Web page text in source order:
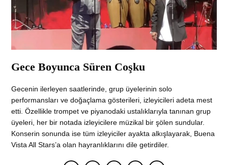
Gece Boyunca Süren Coşku
Gecenin ilerleyen saatlerinde, grup üyelerinin solo
performansları ve doğaçlama gösterileri, izleyicileri adeta mest
etti. Özellikle trompet ve piyanodaki ustalıklarıyla tanınan grup
üyeleri, her bir notada izleyicilere müzikal bir şölen sundular.
Konserin sonunda ise tüm izleyiciler ayakta alkışlayarak, Buena
Vista All Stars’a olan hayranlıklarını dile getirdiler.